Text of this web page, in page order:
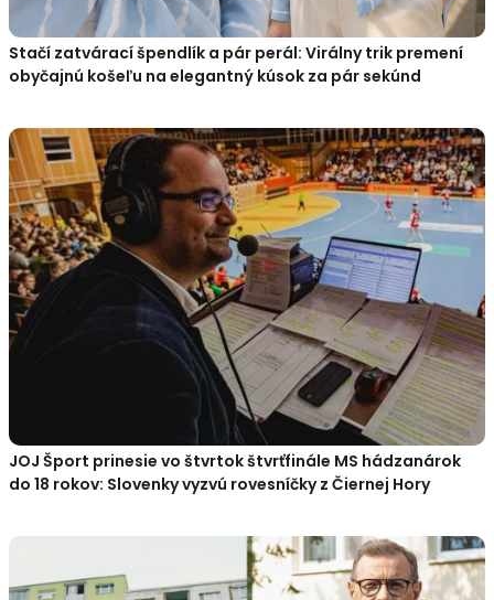
Stačí zatvárací špendlík a pár perál: Virálny trik premení
obyčajnú košeľu na elegantný kúsok za pár sekúnd
JOJ Šport prinesie vo štvrtok štvrťfinále MS hádzanárok
do 18 rokov: Slovenky vyzvú rovesníčky z Čiernej Hory